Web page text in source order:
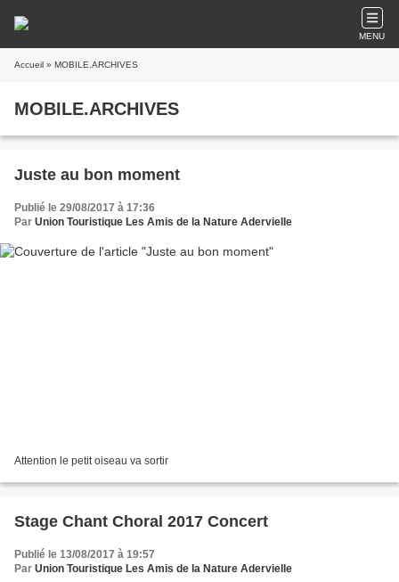
MENU
Accueil » MOBILE.ARCHIVES
MOBILE.ARCHIVES
Juste au bon moment
Publié le 29/08/2017 à 17:36
Par Union Touristique Les Amis de la Nature Adervielle
Attention le petit oiseau va sortir
Stage Chant Choral 2017 Concert
Publié le 13/08/2017 à 19:57
Par Union Touristique Les Amis de la Nature Adervielle